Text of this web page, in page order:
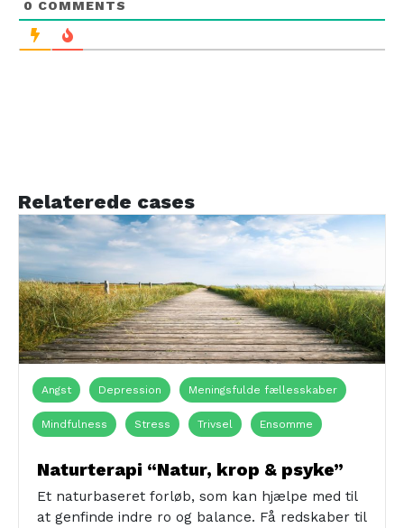
0 COMMENTS
Relaterede cases
Angst Depression Meningsfulde fællesskaber
Mindfulness Stress Trivsel Ensomme
Udsatte borgere Jobcenter Naturen
Naturterapi “Natur, krop & psyke”
Et naturbaseret forløb, som kan hjælpe med til
at genfinde indre ro og balance. Få redskaber til